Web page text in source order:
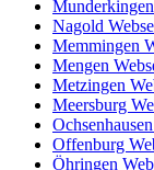
Nagold
Memmingen
Mengen
Metzingen
Meersburg
Offenburg
Öhringen